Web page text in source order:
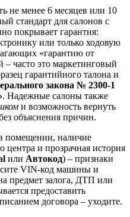
не менее 6 месяцев или 10
стандарт для салонов с
покрывает гарантия:
или только ходовую
«гарантию от
– часто это маркетинговый
гарантийного талона и
закона № 2300-1
. Надежные салоны также
и возможность вернуть
объяснения причин.
помещении, наличие
центра и прозрачная история
или Автокод) – признаки
VIN-код машины и
предмет залога, ДТП или
предоставить
договора – уходите.